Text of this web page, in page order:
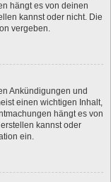
hängt es von deinen
kannst oder nicht. Die
vergeben.
Ankündigungen und
einen wichtigen Inhalt,
hängt es von
kannst oder
ein.